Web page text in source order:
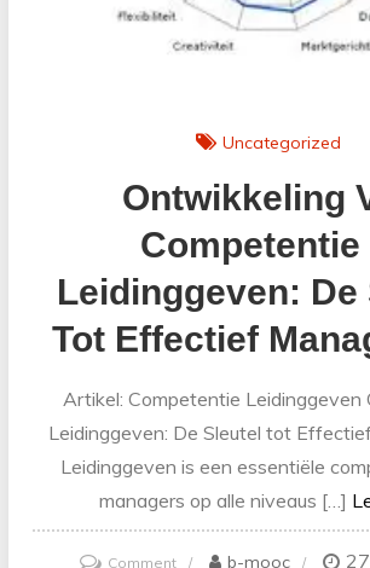
Uncategorized
Ontwikkeling
Competentie
Leidinggeven: De
Tot Effectief
Artikel: Competentie Leidinggeven
Leidinggeven: De Sleutel tot
Leidinggeven is een essentiële
managers op alle niveaus […]
Commenton
b-mooc